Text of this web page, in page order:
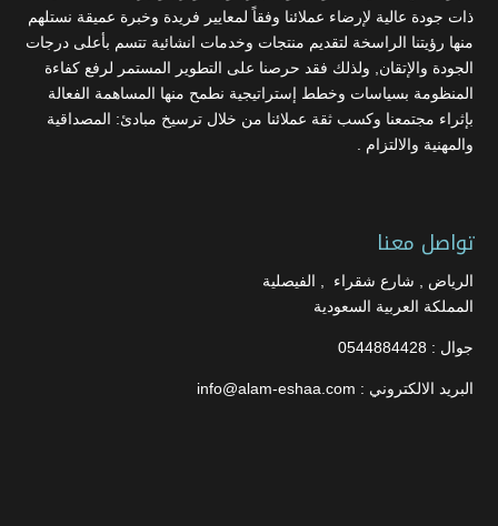
ذات جودة عالية لإرضاء عملائنا وفقاً لمعايير فريدة وخبرة عميقة نستلهم
منها رؤيتنا الراسخة لتقديم منتجات وخدمات انشائية تتسم بأعلى درجات
الجودة والإتقان, ولذلك فقد حرصنا على التطوير المستمر لرفع كفاءة
المنظومة بسياسات وخطط إستراتيجية نطمح منها المساهمة الفعالة
بإثراء مجتمعنا وكسب ثقة عملائنا من خلال ترسيخ مبادئ: المصداقية
والمهنية والالتزام .
تواصل معنا
الرياض , شارع شقراء , الفيصلية
المملكة العربية السعودية
جوال : 0544884428
البريد الالكتروني : info@alam-eshaa.com